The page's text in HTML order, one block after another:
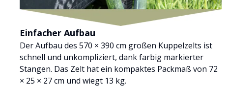
Einfacher Aufbau
Der Aufbau des 570 × 390 cm großen Kuppelzelts ist
schnell und unkompliziert, dank farbig markierter
Stangen. Das Zelt hat ein kompaktes Packmaß von 72
× 25 × 27 cm und wiegt 13 kg.